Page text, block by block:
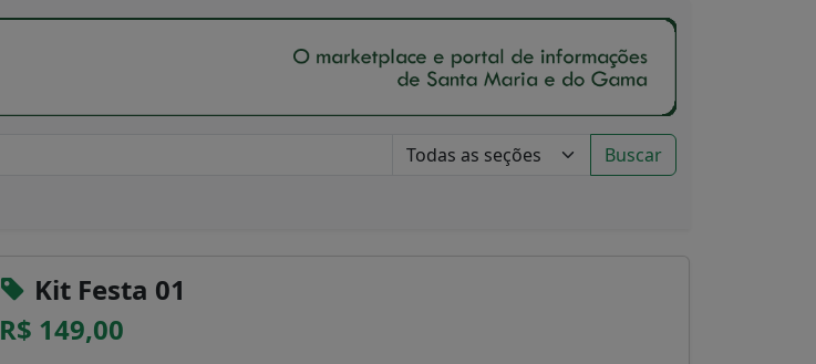
Buscar
Kit Festa 01
R$ 149,00